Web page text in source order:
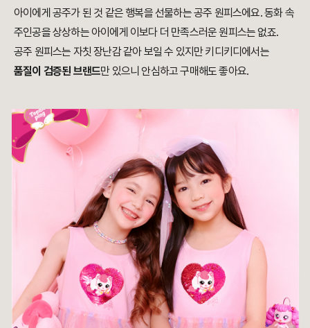
아이에게 공주가 된 것 같은 행복을 선물하는 공주 원피스에요. 동화 속
주인공을 상상하는 아이에게 이보다 더 만족스러운 원피스는 없죠.
공주 원피스는 자칫 장난감 같아 보일 수 있지만 키디키디에서는
품질이 검증된 브랜드만 있으니 안심하고 구매해도 좋아요.